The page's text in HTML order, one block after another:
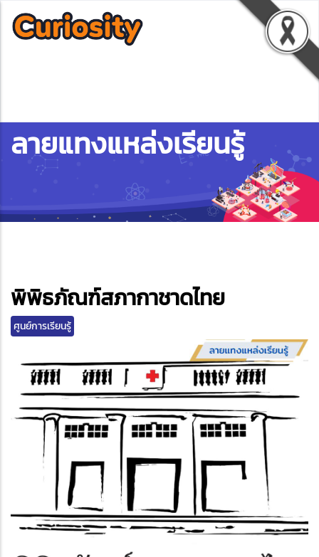
ลายแทงแหล่งเรียนรู้
พิพิธภัณฑ์สภากาชาดไทย
ศูนย์การเรียนรู้